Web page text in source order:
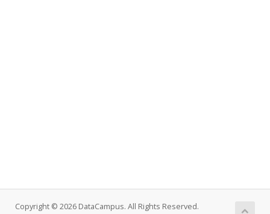
Copyright © 2026 DataCampus. All Rights Reserved.